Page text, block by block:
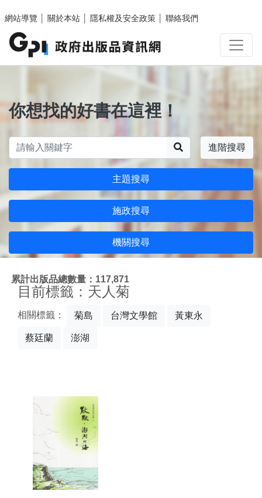
網站導覽
關於本站 隱私權及安全政策 聯絡我們
你想找的好書在這裡！
進階搜尋
主題搜尋
施政搜尋
機關搜尋
累計出版品總數量：117,871
目前標籤：天人菊
相關標籤： 菊島 台灣文學館 黃東永
蔡廷蘭 澎湖